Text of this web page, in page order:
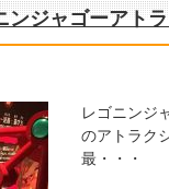
ジャゴーアト
レゴニンジ
のアトラク
最・・・